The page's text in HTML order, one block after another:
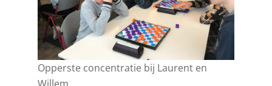
Opperste concentratie bij Laurent en